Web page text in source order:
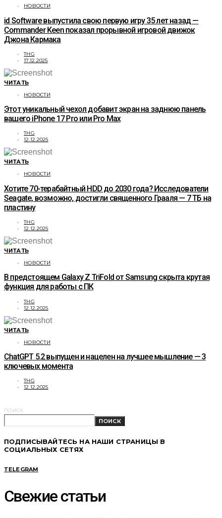
НОВОСТИ
id Software выпустила свою первую игру 35 лет назад —
Commander Keen показал прорывной игровой движок
Джона Кармака
THG
17.12.2025
ЧИТАТЬ
НОВОСТИ
Этот уникальный чехол добавит экран на заднюю панель
вашего iPhone 17 Pro или Pro Max
THG
12.12.2025
ЧИТАТЬ
НОВОСТИ
Хотите 70-терабайтный HDD до 2030 года? Исследователи
Seagate, возможно, достигли священного Грааля — 7 ТБ на
пластину
THG
12.12.2025
ЧИТАТЬ
НОВОСТИ
В предстоящем Galaxy Z TriFold от Samsung скрыта крутая
функция для работы с ПК
THG
12.12.2025
ЧИТАТЬ
НОВОСТИ
ChatGPT 5.2 выпущен и нацелен на лучшее мышление — 3
ключевых момента
THG
12.12.2025
ПОИСК
ПОИСК
ПОДПИСЫВАЙТЕСЬ НА НАШИ СТРАНИЦЫ В
СОЦИАЛЬНЫХ СЕТЯХ
TELEGRAM
Свежие статьи